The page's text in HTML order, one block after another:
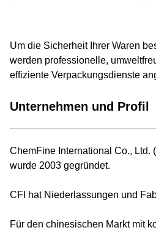
Um die Sicherheit Ihrer Waren
werden professionelle,
effiziente Verpackungsdienste
Unternehmen und Profil
ChemFine International Co., Ltd.
wurde 2003 gegründet.
CFI hat Niederlassungen und
Für den chinesischen Markt mit